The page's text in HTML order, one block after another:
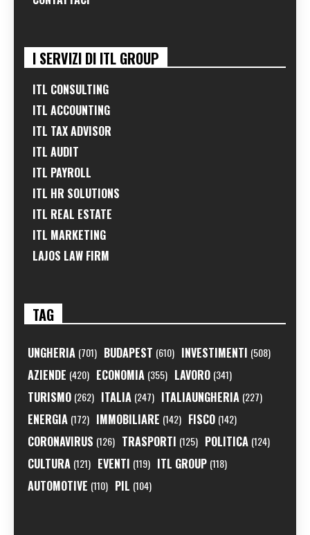
I SERVIZI DI ITL GROUP
ITL CONSULTING
ITL ACCOUNTING
ITL TAX ADVISOR
ITL AUDIT
ITL PAYROLL
ITL HR SOLUTIONS
ITL REAL ESTATE
ITL MARKETING
LAJOS LAW FIRM
TAG
UNGHERIA (701) BUDAPEST (610) INVESTIMENTI (508)
AZIENDE (420) ECONOMIA (355) LAVORO (341)
TURISMO (262) ITALIA (247) ITALIAUNGHERIA (227)
ENERGIA (172) IMMOBILIARE (142) FISCO (142)
CORONAVIRUS (126) TRASPORTI (125) POLITICA (124)
CULTURA (121) EVENTI (119) ITL GROUP (118)
AUTOMOTIVE (110) PIL (104)